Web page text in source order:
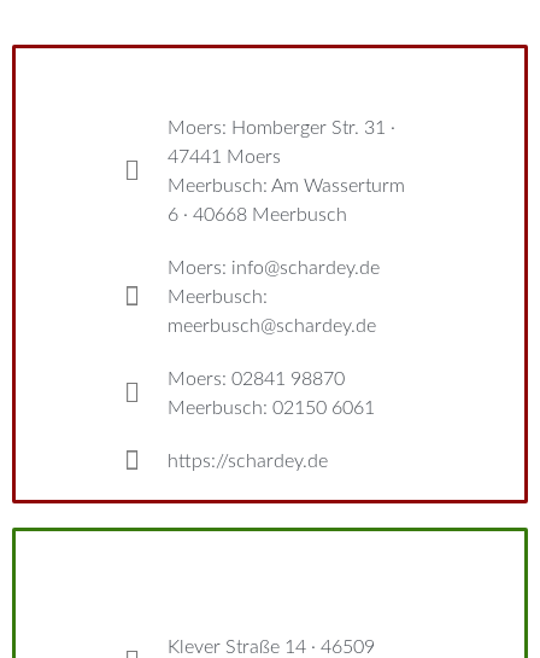
Moers: Homberger Str. 31 ·
47441 Moers
Meerbusch: Am Wasserturm
6 · 40668 Meerbusch
Moers: info@schardey.de
Meerbusch:
meerbusch@schardey.de
Moers: 02841 98870
Meerbusch: 02150 6061
https://schardey.de
Klever Straße 14 · 46509